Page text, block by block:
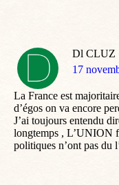
Dl CLUZ
dit
17
La France est
d’égos on va encore
J’ai toujours entendu
longtemps , L’UNION
politiques n’ont pas du